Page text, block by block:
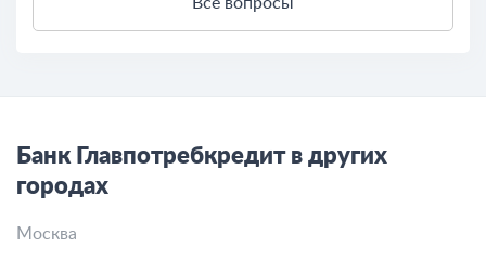
Банк Главпотребкредит в других
городах
Москва